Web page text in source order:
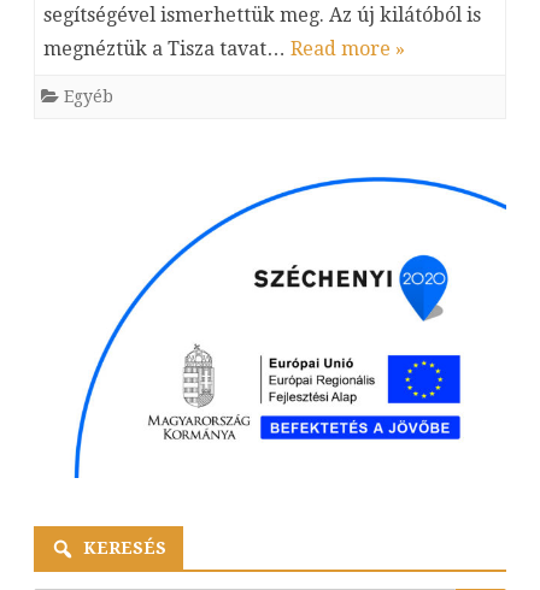
segítségével ismerhettük meg. Az új kilátóból is
megnéztük a Tisza tavat… Read more »
Egyéb
KERESÉS